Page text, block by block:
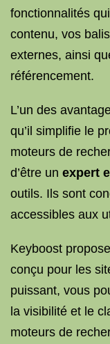
fonctionnalités
contenu, vos
externes, ainsi
référencement.
L’un des
qu’il simplifie le
moteurs de
d’être un expert
outils. Ils sont
accessibles aux
Keyboost
conçu pour les
puissant, vous
la visibilité et le
moteurs de